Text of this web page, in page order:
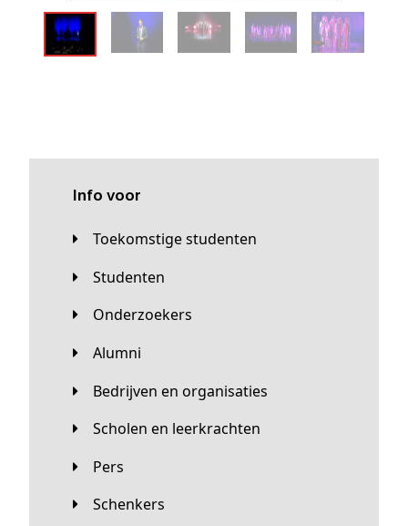
Info voor
Toekomstige studenten
Studenten
Onderzoekers
Alumni
Bedrijven en organisaties
Scholen en leerkrachten
Pers
Schenkers